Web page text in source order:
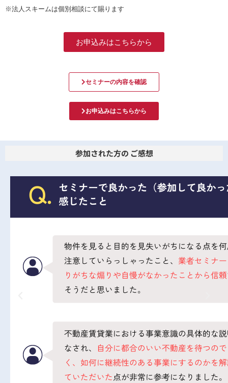
※法人スキームは個別相談にて賜ります
お申込みはこちらから
セミナーの内容を確認
お申込みはこちらから
参加された方の ご感想